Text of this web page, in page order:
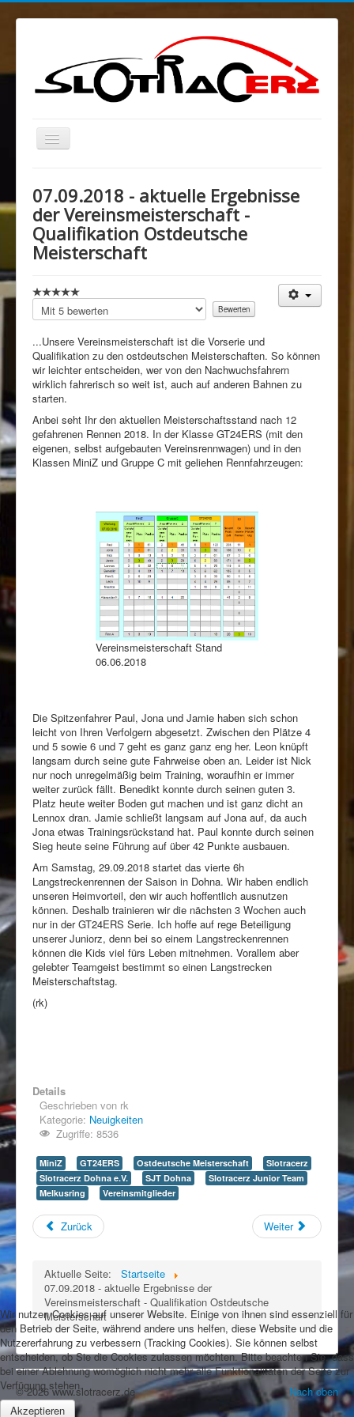
Navigation
an/aus
MELKUSRING
Region Ost
Verein
Sponsoren/Förderer
Spenden
Rechtliches
Rennbahn mieten!
07.09.2018 - aktuelle Ergebnisse
der Vereinsmeisterschaft -
Qualifikation Ostdeutsche
Meisterschaft
Bitte
bewerten
...Unsere Vereinsmeisterschaft ist die Vorserie und
Qualifikation zu den ostdeutschen Meisterschaften. So können
wir leichter entscheiden, wer von den Nachwuchsfahrern
wirklich fahrerisch so weit ist, auch auf anderen Bahnen zu
starten.
Anbei seht Ihr den aktuellen Meisterschaftsstand nach 12
gefahrenen Rennen 2018. In der Klasse GT24ERS (mit den
eigenen, selbst aufgebauten Vereinsrennwagen) und in den
Klassen MiniZ und Gruppe C mit geliehen Rennfahrzeugen:
Vereinsmeisterschaft Stand
06.06.2018
Die Spitzenfahrer Paul, Jona und Jamie haben sich schon
leicht von Ihren Verfolgern abgesetzt. Zwischen den Plätze 4
und 5 sowie 6 und 7 geht es ganz ganz eng her. Leon knüpft
langsam durch seine gute Fahrweise oben an. Leider ist Nick
nur noch unregelmäßig beim Training, woraufhin er immer
weiter zurück fällt. Benedikt konnte durch seinen guten 3.
Platz heute weiter Boden gut machen und ist ganz dicht an
Lennox dran. Jamie schließt langsam auf Jona auf, da auch
Jona etwas Trainingsrückstand hat. Paul konnte durch seinen
Sieg heute seine Führung auf über 42 Punkte ausbauen.
Am Samstag, 29.09.2018 startet das vierte 6h
Langstreckenrennen der Saison in Dohna. Wir haben endlich
unseren Heimvorteil, den wir auch hoffentlich ausnutzen
können. Deshalb trainieren wir die nächsten 3 Wochen auch
nur in der GT24ERS Serie. Ich hoffe auf rege Beteiligung
unserer Juniorz, denn bei so einem Langstreckenrennen
können die Kids viel fürs Leben mitnehmen. Vorallem aber
gelebter Teamgeist bestimmt so einen Langstrecken
Meisterschaftstag.
(rk)
Details
Geschrieben von rk
Kategorie: Neuigkeiten
Zugriffe: 8536
MiniZ GT24ERS Ostdeutsche Meisterschaft
Slotracerz
Slotracerz Dohna e.V.
SJT Dohna
Slotracerz Junior Team
Melkusring
Vereinsmitglieder
Zurück Weiter
Aktuelle Seite:
Startseite
07.09.2018 - aktuelle Ergebnisse der
Vereinsmeisterschaft - Qualifikation Ostdeutsche
Meisterschaft
Nach oben
© 2026 www.slotracerz.de
Wir nutzen Cookies auf unserer Website. Einige von ihnen sind essenziell für
den Betrieb der Seite, während andere uns helfen, diese Website und die
Nutzererfahrung zu verbessern (Tracking Cookies). Sie können selbst
entscheiden, ob Sie die Cookies zulassen möchten. Bitte beachten Sie, dass
bei einer Ablehnung womöglich nicht mehr alle Funktionalitäten der Seite zur
Verfügung stehen.
Akzeptieren